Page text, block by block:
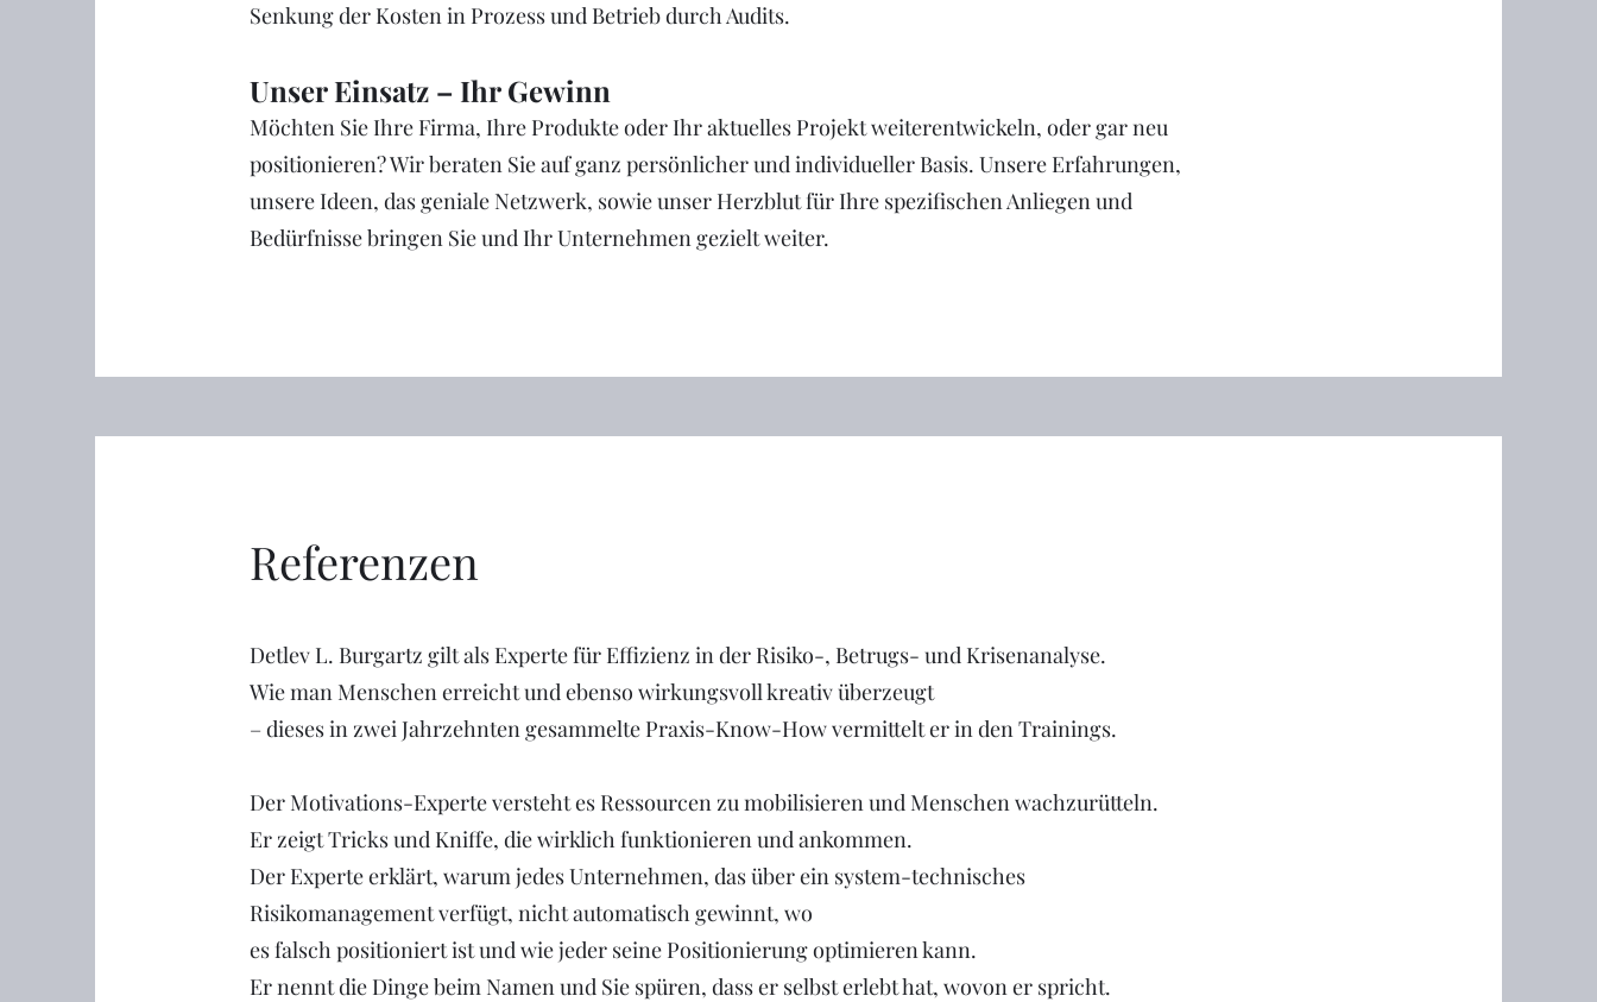
Senkung der Kosten in Prozess und Betrieb durch Audits.
Unser Einsatz – Ihr Gewinn
Möchten Sie Ihre Firma, Ihre Produkte oder Ihr aktuelles Projekt weiterentwickeln, oder gar neu
positionieren? Wir beraten Sie auf ganz persönlicher und individueller Basis. Unsere Erfahrungen,
unsere Ideen, das geniale Netzwerk, sowie unser Herzblut für Ihre spezifischen Anliegen und
Bedürfnisse bringen Sie und Ihr Unternehmen gezielt weiter.
Referenzen
Detlev L. Burgartz gilt als Experte für Effizienz in der Risiko-, Betrugs- und Krisenanalyse.
Wie man Menschen erreicht und ebenso wirkungsvoll kreativ überzeugt
– dieses in zwei Jahrzehnten gesammelte Praxis-Know-How vermittelt er in den Trainings.
Der Motivations-Experte versteht es Ressourcen zu mobilisieren und Menschen wachzurütteln.
Er zeigt Tricks und Kniffe, die wirklich funktionieren und ankommen.
Der Experte erklärt, warum jedes Unternehmen, das über ein system-technisches
Risikomanagement verfügt, nicht automatisch gewinnt, wo
es falsch positioniert ist und wie jeder seine Positionierung optimieren kann.
Er nennt die Dinge beim Namen und Sie spüren, dass er selbst erlebt hat, wovon er spricht.